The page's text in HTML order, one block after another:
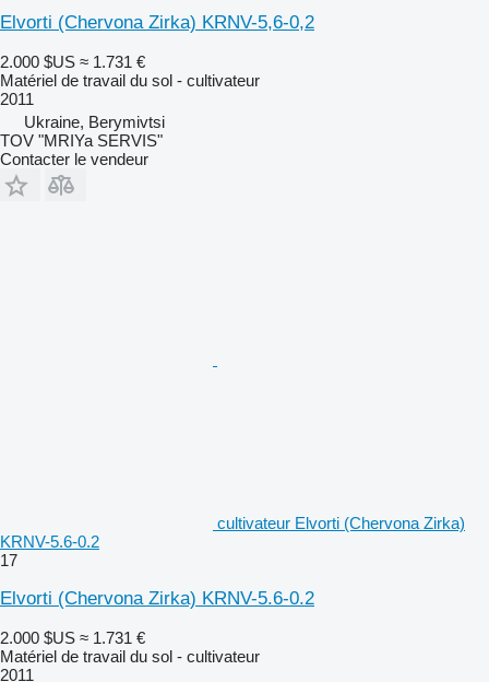
Elvorti (Chervona Zirka) KRNV-5,6-0,2
2.000 $US ≈ 1.731 €
Matériel de travail du sol - cultivateur
2011
Ukraine, Berymivtsi
TOV "MRIYa SERVIS"
Contacter le vendeur
cultivateur Elvorti (Chervona Zirka)
KRNV-5.6-0.2
17
Elvorti (Chervona Zirka) KRNV-5.6-0.2
2.000 $US ≈ 1.731 €
Matériel de travail du sol - cultivateur
2011